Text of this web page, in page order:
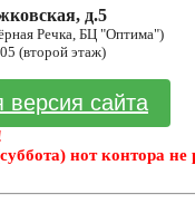
д.5
Речка, БЦ "Оптима")
(второй этаж)
версия сайта
нот контора не